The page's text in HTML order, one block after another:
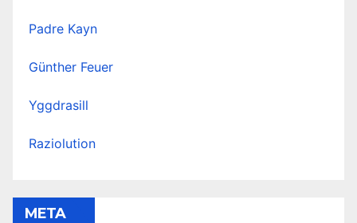
Padre Kayn
Günther Feuer
Yggdrasill
Raziolution
META